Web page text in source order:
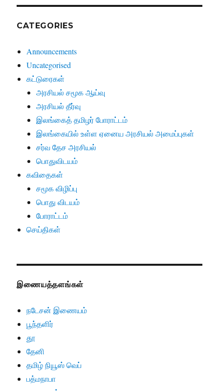
CATEGORIES
Announcements
Uncategorised
கட்டுரைகள்
அரசியல் சமூக ஆய்வு
அரசியல் தீர்வு
இலங்கைத் தமிழர் போராட்டம்
இலங்கையில் உள்ள ஏனைய அரசியல் அமைப்புகள்
சர்வ தேச அரசியல்
பொதுவிடயம்
கவிதைகள்
சமூக விழிப்பு
பொது விடயம்
போராட்டம்
செய்திகள்
இணையத்தளங்கள்
நடேசன் இணையம்
பூந்தளிர்
தூ
தேனி
தமிழ் நியூஸ் வெப்
பத்மநாபா